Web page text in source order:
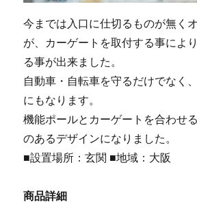
今までは入口に仕切るものが無く
が、カーゲートを取付する事によ
る事が出来ました。
自動車・自転車を守るだけでなく
にもなります。
機能ポールとカーゲートを合わせ
のあるデザインになりました。
■設置場所：玄関 ■地域：大阪
商品詳細